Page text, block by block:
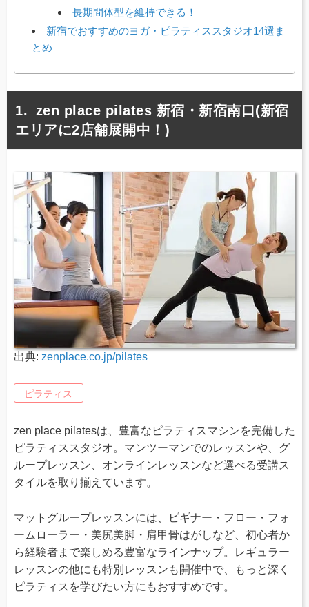
長期間体型を維持できる！
新宿でおすすめのヨガ・ピラティススタジオ14選ま
とめ
zen place pilates 新宿・新宿南口(新宿
エリアに2店舗展開中！)
出典: zenplace.co.jp/pilates
ピラティス
zen place pilatesは、豊富なピラティスマシンを完備した
ピラティススタジオ。マンツーマンでのレッスンや、グ
ループレッスン、オンラインレッスンなど選べる受講ス
タイルを取り揃えています。
マットグループレッスンには、ビギナー・フロー・フォ
ームローラー・美尻美脚・肩甲骨はがしなど、初心者か
ら経験者まで楽しめる豊富なラインナップ。レギュラー
レッスンの他にも特別レッスンも開催中で、もっと深く
ピラティスを学びたい方にもおすすめです。